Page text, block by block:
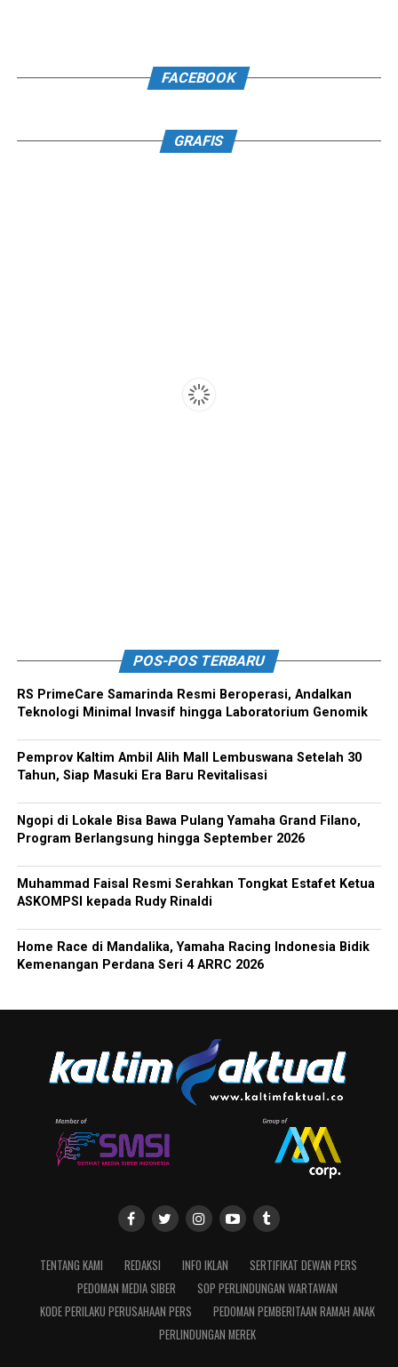
FACEBOOK
GRAFIS
POS-POS TERBARU
RS PrimeCare Samarinda Resmi Beroperasi, Andalkan
Teknologi Minimal Invasif hingga Laboratorium Genomik
Pemprov Kaltim Ambil Alih Mall Lembuswana Setelah 30
Tahun, Siap Masuki Era Baru Revitalisasi
Ngopi di Lokale Bisa Bawa Pulang Yamaha Grand Filano,
Program Berlangsung hingga September 2026
Muhammad Faisal Resmi Serahkan Tongkat Estafet Ketua
ASKOMPSI kepada Rudy Rinaldi
Home Race di Mandalika, Yamaha Racing Indonesia Bidik
Kemenangan Perdana Seri 4 ARRC 2026
TENTANG KAMI REDAKSI INFO IKLAN
SERTIFIKAT DEWAN PERS
PEDOMAN MEDIA SIBER
SOP PERLINDUNGAN WARTAWAN
KODE PERILAKU PERUSAHAAN PERS
PEDOMAN PEMBERITAAN RAMAH ANAK
PERLINDUNGAN MEREK